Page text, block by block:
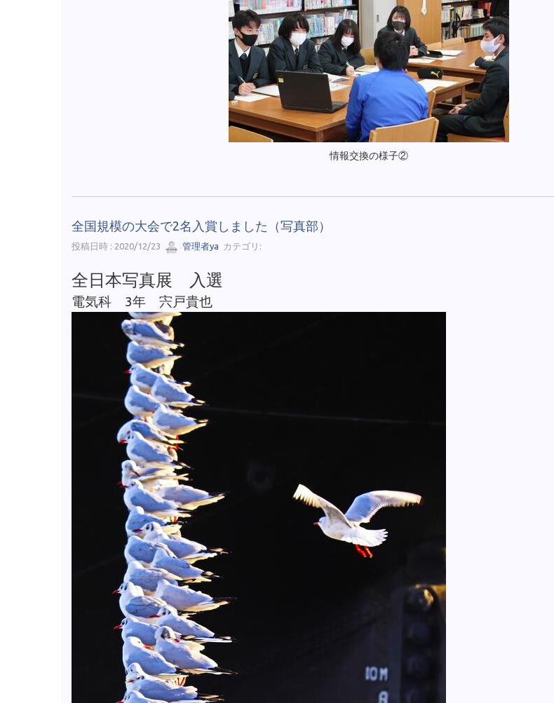
情報交換の様子②
全国規模の大会で2名入賞しました（写真部）
投稿日時 : 2020/12/23 管理者ya カテゴリ:
全日本写真展 入選
電気科 3年 宍戸貴也